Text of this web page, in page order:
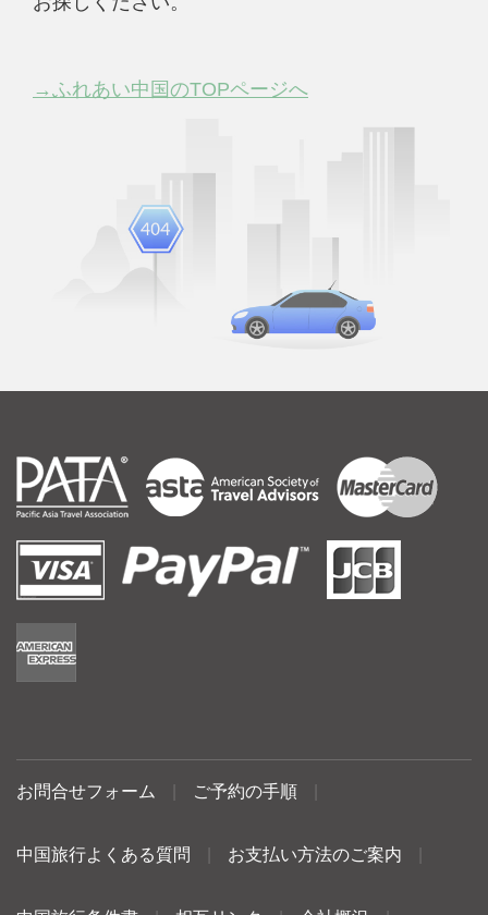
→ふれあい中国のTOPページへ
お問合せフォーム ご予約の手順
中国旅行よくある質問 お支払い方法のご案内